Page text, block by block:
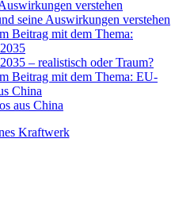
seine Auswirkungen verstehen
– realistisch oder Traum?
aus China